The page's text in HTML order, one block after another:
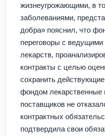
жизнеугрожающими, в
заболеваниями,
добра» пояснил, что
переговоры с
лекарств,
контракты с целью
сохранить
фондом лекарственные
поставщиков не
контрактных
подтвердила свои